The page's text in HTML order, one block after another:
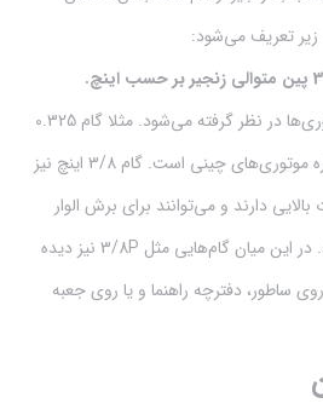
زیر تعریف می‌شود:
گام‌های مختلفی برای اره موتوری‌ها در نظر گرفته می‌شود. مثلا گام 0.325
اینچ یک گام متداول در بین اره موتوری‌های چینی است. گام 3/8 اینچ نیز
دارند و می‌توانند برای برش الوار
استفاده شوند استفاده می‌شود. در این میان گام‌هایی مثل 3/8P نیز دیده
ساطور،‌ دفترچه راهنما و یا روی جعبه